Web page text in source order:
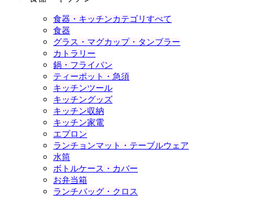
食器・キッチンカテゴリすべて
食器
グラス・マグカップ・タンブラー
カトラリー
鍋・フライパン
ティーポット・急須
キッチンツール
キッチングッズ
キッチン収納
キッチン家電
エプロン
ランチョンマット・テーブルウェア
水筒
ボトルケース・カバー
お弁当箱
ランチバッグ・クロス